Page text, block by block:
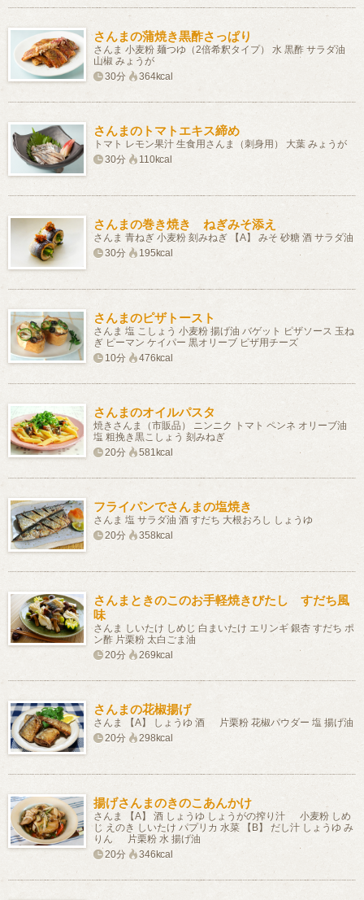
さんまの蒲焼き黒酢さっぱり
さんま 小麦粉 麺つゆ（2倍希釈タイプ） 水 黒酢 サラダ油
山椒 みょうが
30分
364kcal
さんまのトマトエキス締め
トマト レモン果汁 生食用さんま（刺身用） 大葉 みょうが
30分
110kcal
さんまの巻き焼き ねぎみそ添え
さんま 青ねぎ 小麦粉 刻みねぎ 【A】 みそ 砂糖 酒 サラダ油
30分
195kcal
さんまのピザトースト
さんま 塩 こしょう 小麦粉 揚げ油 バゲット ピザソース 玉ね
ぎ ピーマン ケイパー 黒オリーブ ピザ用チーズ
10分
476kcal
さんまのオイルパスタ
焼きさんま（市販品） ニンニク トマト ペンネ オリーブ油
塩 粗挽き黒こしょう 刻みねぎ
20分
581kcal
フライパンでさんまの塩焼き
さんま 塩 サラダ油 酒 すだち 大根おろし しょうゆ
20分
358kcal
さんまときのこのお手軽焼きびたし すだち風
味
さんま しいたけ しめじ 白まいたけ エリンギ 銀杏 すだち ポ
ン酢 片栗粉 太白ごま油
20分
269kcal
さんまの花椒揚げ
さんま 【A】 しょうゆ 酒 片栗粉 花椒パウダー 塩 揚げ油
20分
298kcal
揚げさんまのきのこあんかけ
さんま 【A】 酒 しょうゆ しょうがの搾り汁 小麦粉 しめ
じ えのき しいたけ パプリカ 水菜 【B】 だし汁 しょうゆ み
りん 片栗粉 水 揚げ油
20分
346kcal